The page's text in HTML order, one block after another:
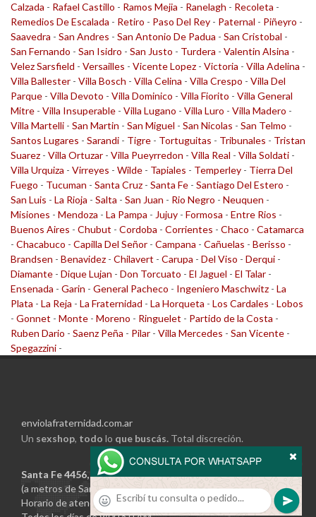
Calzada - Rafael Castillo - Ramos Mejia - Ranelagh - Recoleta -
Remedios De Escalada - Retiro - Paso Del Rey - Paternal - Piñeyro -
Saavedra - San Andres - San Antonio De Padua - San Cristobal -
San Fernando - San Isidro - San Justo - Turdera - Valentin Alsina -
Velez Sarsfield - Versailles - Vicente Lopez - Victoria - Villa Adelina -
Villa Ballester - Villa Bosch - Villa Celina - Villa Crespo - Villa Del
Parque - Villa Devoto - Villa Dominico - Villa Fiorito - Villa General
Mitre - Villa Insuperable - Villa Lugano - Villa Luro - Villa Madero -
Villa Martelli - San Martin - San Miguel - San Nicolas - San Telmo -
Santos Lugares - Sarandi - Tigre - Tortuguitas - Tribunales - Tristan
Suarez - Villa Ortuzar - Villa Pueyrredon - Villa Real - Villa Soldati -
Villa Urquiza - Virreyes - Wilde - Tapiales - Temperley - Tierra Del
Fuego - Tucuman - Santa Cruz - Santa Fe - Santiago Del Estero -
San Luis - La Rioja - Salta - San Juan - Rio Negro - Neuquen -
Misiones - Mendoza - La Pampa - Jujuy - Formosa - Entre Rios -
Buenos Aires - Chubut - Cordoba - Corrientes - Chaco - Catamarca
- Chacabuco - Capilla Del Señor - Campana - Cañuelas - Berisso -
Brandsen - Benavidez - Chilavert - Carupa - Del Viso - Derqui -
Diamante - Dique Lujan - Don Torcuato - El Jaguel - El Talar -
Ensenada - Garin - General Pacheco - Ingeniero Maschwitz - La
Plata - La Reja - La Fraternidad - La Horqueta - Los Cardales - Lobos
- Gonnet - Monte - Moreno - Ringuelet - Partido de la Costa -
Ruben Dario - Saenz Peña - Pilar - Villa Mercedes - San Vicente -
Spegazzini -
enviolafraternidad.com.ar
Un sexshop, todo lo que buscás. Total discreción.
Santa Fe 4456, Local 16, Galería Palermo
(a metros de Santa Maria de Oro)
Horario de atención: